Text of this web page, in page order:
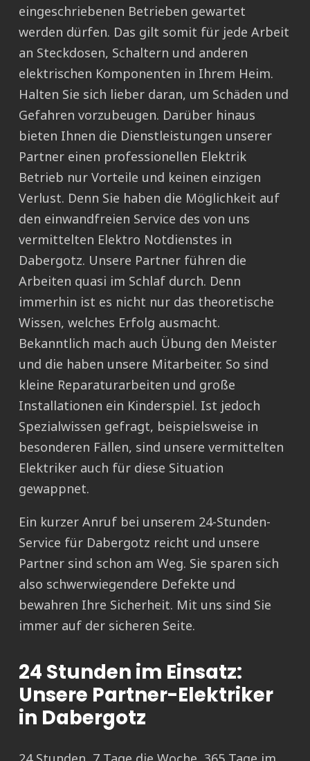
eingeschriebenen Betrieben gewartet
werden dürfen. Das gilt somit für jede Arbeit
an Steckdosen, Schaltern und anderen
elektrischen Komponenten in Ihrem Heim.
Halten Sie sich lieber daran, um Schäden und
Gefahren vorzubeugen. Darüber hinaus
bieten Ihnen die Dienstleistungen unserer
Partner einen professionellen Elektrik
Betrieb nur Vorteile und keinen einzigen
Verlust. Denn Sie haben die Möglichkeit auf
den einwandfreien Service des von uns
vermittelten Elektro Notdienstes in
Dabergotz. Unsere Partner führen die
Arbeiten quasi im Schlaf durch. Denn
immerhin ist es nicht nur das theoretische
Wissen, welches Erfolg ausmacht.
Bekanntlich mach auch Übung den Meister
und die haben unsere Mitarbeiter. So sind
kleine Reparaturarbeiten und große
Installationen ein Kinderspiel. Ist jedoch
Spezialwissen gefragt, beispielsweise in
besonderen Fällen, sind unsere vermittelten
Elektriker auch für diese Situation
gewappnet.
Ein kurzer Anruf bei unserem 24-Stunden-
Service für Dabergotz reicht und unsere
Partner sind schon am Weg. Sie sparen sich
also schwerwiegendere Defekte und
bewahren Ihre Sicherheit. Mit uns sind Sie
immer auf der sicheren Seite.
24 Stunden im Einsatz:
Unsere Partner-Elektriker
in Dabergotz